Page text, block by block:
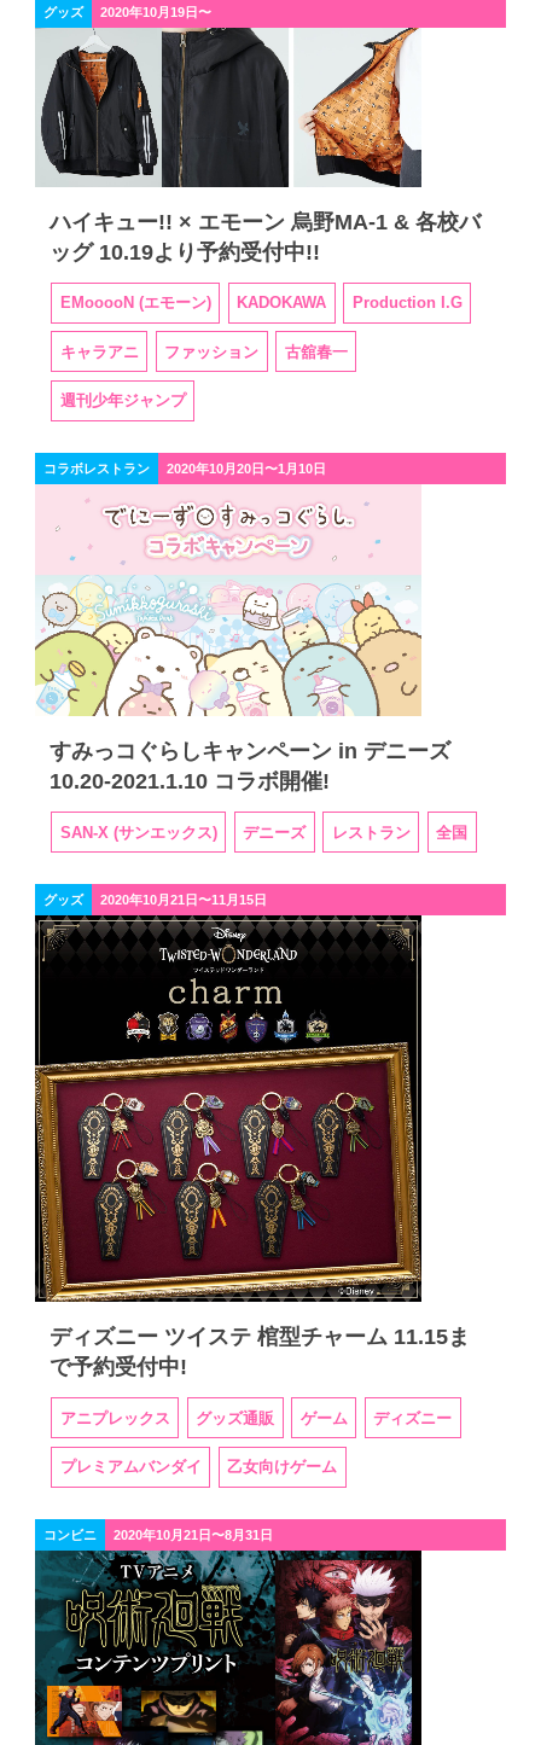
グッズ 2020年10月19日〜
ハイキュー!! × エモーン 烏野MA-1 & 各校バ
ッグ 10.19より予約受付中!!
EMooooN (エモーン) KADOKAWA Production I.G
キャラアニ ファッション 古舘春一
週刊少年ジャンプ
コラボレストラン 2020年10月20日〜1月10日
すみっコぐらしキャンペーン in デニーズ
10.20-2021.1.10 コラボ開催!
SAN-X (サンエックス) デニーズ レストラン 全国
グッズ 2020年10月21日〜11月15日
ディズニー ツイステ 棺型チャーム 11.15ま
で予約受付中!
アニプレックス グッズ通販 ゲーム ディズニー
プレミアムバンダイ 乙女向けゲーム
コンビニ 2020年10月21日〜8月31日